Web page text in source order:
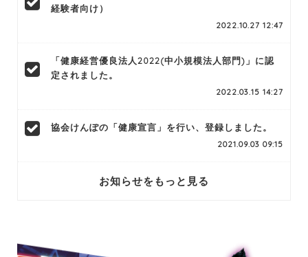
経験者向け）
2022.10.27 12:47
「健康経営優良法人2022(中小規模法人部門)」に認
定されました。
2022.03.15 14:27
協会けんぽの「健康宣言」を行い、登録しました。
2021.09.03 09:15
お知らせをもっと見る